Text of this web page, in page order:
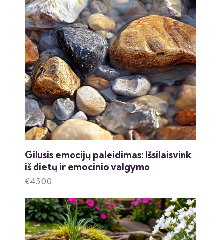
Gilusis emocijų paleidimas: Išsilaisvink
iš dietų ir emocinio valgymo
€45.00